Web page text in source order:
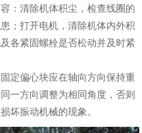
：清除机体积尘，检查线圈的
；打开电机，清除机体内外积
各紧固螺栓是否松动并及时紧
定偏心块应在轴向方向保持重
一方向调整为相同角度，否则
坏振动机械的现象。